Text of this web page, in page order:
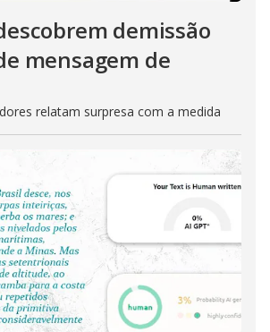
demissão
mensagem de
relatam surpresa com a medida